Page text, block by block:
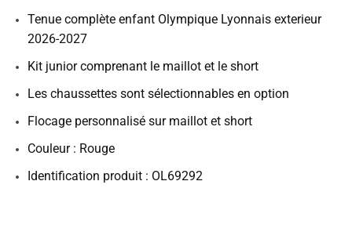
Tenue complète enfant Olympique Lyonnais exterieur
2026-2027
Kit junior comprenant le maillot et le short
Les chaussettes sont sélectionnables en option
Flocage personnalisé sur maillot et short
Couleur : Rouge
Identification produit : OL69292